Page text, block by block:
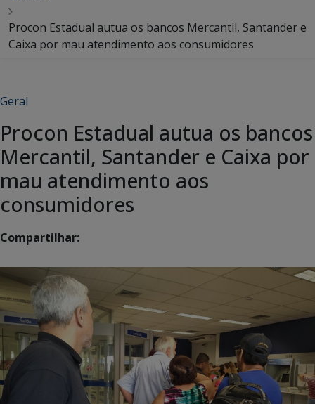
Procon Estadual autua os bancos Mercantil, Santander e
Caixa por mau atendimento aos consumidores
Geral
Procon Estadual autua os bancos
Mercantil, Santander e Caixa por
mau atendimento aos
consumidores
Compartilhar: